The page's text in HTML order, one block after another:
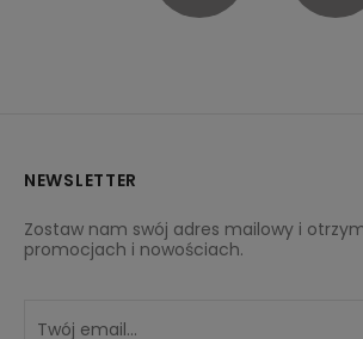
NEWSLETTER
Zostaw nam swój adres mailowy i
promocjach i nowościach.